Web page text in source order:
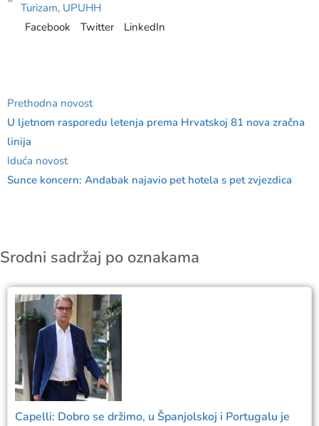
Turizam, UPUHH
Facebook
Twitter LinkedIn
Prethodna novost
U ljetnom rasporedu letenja prema Hrvatskoj 81 nova zračna
linija
Iduća novost
Sunce koncern: Andabak najavio pet hotela s pet zvjezdica
Srodni sadržaj po oznakama
Capelli: Dobro se držimo, u Španjolskoj i Portugalu je